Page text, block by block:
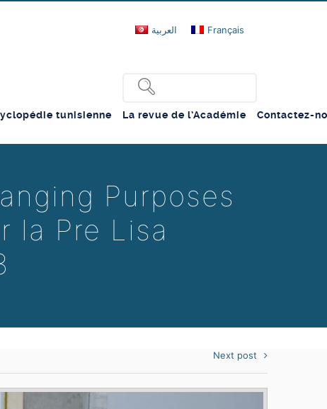
العربية Français
tunisienne La revue de l’Académie Contactez-
Purposes
la Pre Lisa
Next post